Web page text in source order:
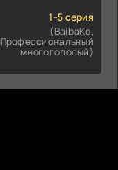
1-5 серия
(BaibaKo,
Профессиональный
многоголосый)